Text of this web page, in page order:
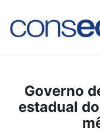
Governo
estadual